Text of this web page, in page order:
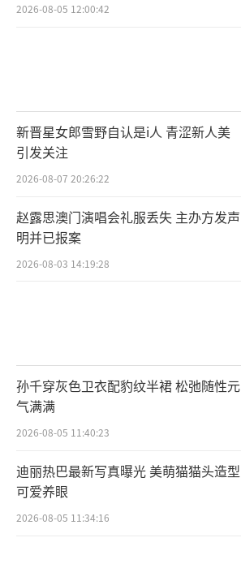
2026-08-05 12:00:42
新晋星女郎雪野自认是i人 青涩新人美
引发关注
2026-08-07 20:26:22
赵露思澳门演唱会礼服丢失 主办方发声
明并已报案
2026-08-03 14:19:28
孙千穿灰色卫衣配豹纹半裙 松弛随性元
气满满
2026-08-05 11:40:23
迪丽热巴最新写真曝光 美萌猫猫头造型
可爱养眼
2026-08-05 11:34:16